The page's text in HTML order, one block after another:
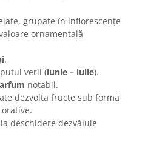
grupate în inflorescențe
ornamentală
.
verii (iunie – iulie).
notabil.
dezvolta fructe sub formă
deschidere dezvăluie